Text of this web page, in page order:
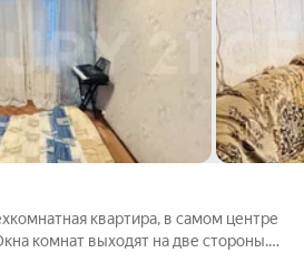
квартира, в самом центре
комнат выходят на две стороны.